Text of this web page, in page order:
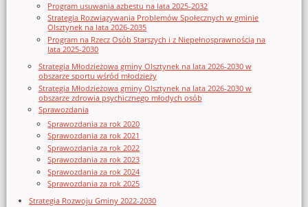
Program usuwania azbestu na lata 2025-2032
Strategia Rozwiązywania Problemów Społecznych w gminie
Olsztynek na lata 2026-2035
Program na Rzecz Osób Starszych i z Niepełnosprawnością na
lata 2025-2030
Strategia Młodzieżowa gminy Olsztynek na lata 2026-2030 w
obszarze sportu wśród młodzieży
Strategia Młodzieżowa gminy Olsztynek na lata 2026-2030 w
obszarze zdrowia psychicznego młodych osób
Sprawozdania
Sprawozdania za rok 2020
Sprawozdania za rok 2021
Sprawozdania za rok 2022
Sprawozdania za rok 2023
Sprawozdania za rok 2024
Sprawozdania za rok 2025
Strategia Rozwoju Gminy 2022-2030